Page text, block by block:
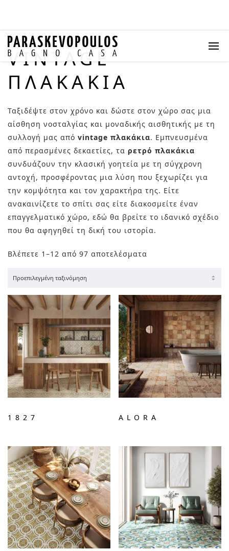
VINTAGE
ΠΛΑΚΆΚΙΑ
Ταξιδέψτε στον χρόνο και δώστε στον χώρο σας μια
αίσθηση νοσταλγίας και μοναδικής αισθητικής με τη
συλλογή μας από vintage πλακάκια. Εμπνευσμένα
από περασμένες δεκαετίες, τα ρετρό πλακάκια
συνδυάζουν την κλασική γοητεία με τη σύγχρονη
αντοχή, προσφέροντας μια λύση που ξεχωρίζει για
την κομψότητα και τον χαρακτήρα της. Είτε
ανακαινίζετε το σπίτι σας είτε διακοσμείτε έναν
επαγγελματικό χώρο, εδώ θα βρείτε το ιδανικό σχέδιο
που θα αφηγηθεί τη δική του ιστορία.
Βλέπετε 1–12 από 97 αποτελέσματα
1827 ALORA